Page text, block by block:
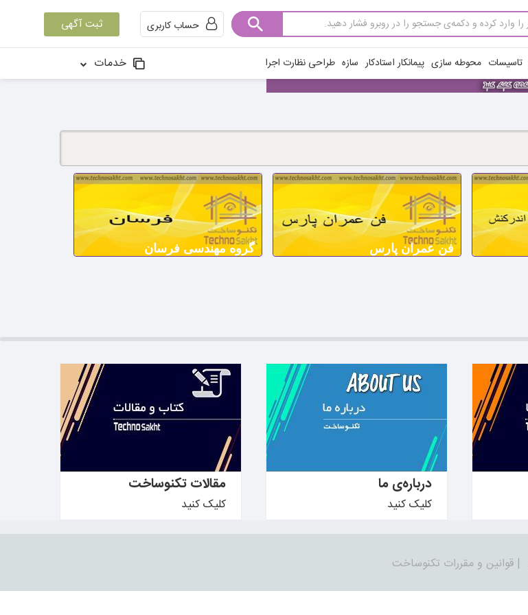
حساب کاربری ثبت آگهی
تاسیسات محوطه سازی پیمانکار استادکار سازه طراحی نظارت اجرا خدمات
فن عمران پارس گروه مهندسی فرسان
بیشتر بدانید ←
درباره‌ی ما
کلیک کنید
بیشتر بدانید ←
مقالات تکنوساخت
کلیک کنید
| قوانین و مقررات تکنوساخت